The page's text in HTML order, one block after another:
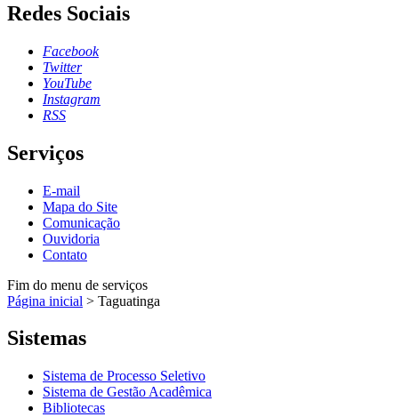
Redes Sociais
Facebook
Twitter
YouTube
Instagram
RSS
Serviços
E-mail
Mapa do Site
Comunicação
Ouvidoria
Contato
Fim do menu de serviços
Página inicial > Taguatinga
Sistemas
Sistema de Processo Seletivo
Sistema de Gestão Acadêmica
Bibliotecas